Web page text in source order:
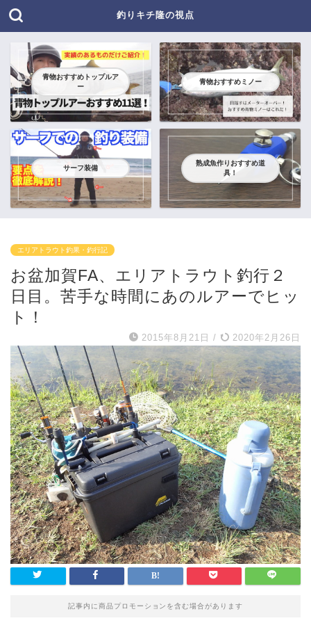
釣りキチ隆の視点
青物おすすめトップルア
ー
青物おすすめミノー
サーフ装備
熟成魚作りおすすめ道
具！
エリアトラウト釣果・釣行記
お盆加賀FA、エリアトラウト釣行２
日目。苦手な時間にあのルアーでヒッ
ト！
2015年8月21日 / 2020年2月26日
記事内に商品プロモーションを含む場合があります